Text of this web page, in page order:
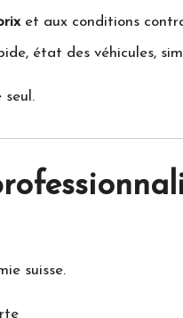
et aux conditions
état des véhicules,
seul.
suisse.